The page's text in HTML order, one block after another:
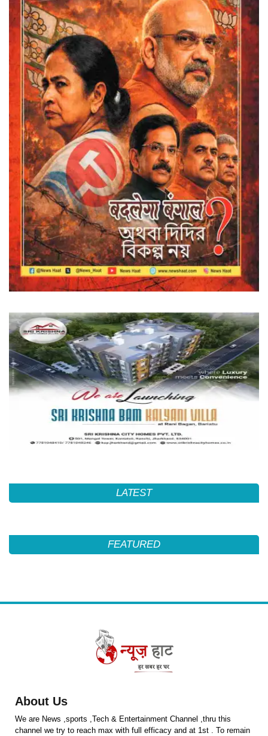
LATEST
FEATURED
About Us
We are News ,sports ,Tech & Entertainment Channel ,thru this
channel we try to reach max with full efficacy and at 1st . To remain